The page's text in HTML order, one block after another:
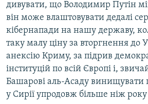
дивувати, що Володимир Путін
він може влаштовувати дедалі
кібернапади на нашу державу,
таку малу ціну за вторгнення до
анексію Криму, за підрив
інституцій по всій Європі і,
Башарові аль-Асаду винищувати
у Сирії упродовж більше ніж